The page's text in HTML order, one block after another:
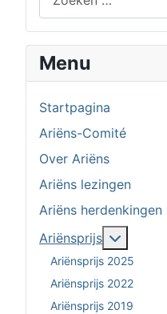
Menu
Startpagina
Ariëns-Comité
Over Ariëns
Ariëns lezingen
Ariëns herdenkingen
Ariënsprijs
Ariënsprijs 2025
Ariënsprijs 2022
Ariënsprijs 2019